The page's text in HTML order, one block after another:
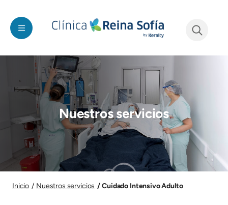
Nuestros servicios
Inicio Nuestros servicios Cuidado Intensivo Adulto